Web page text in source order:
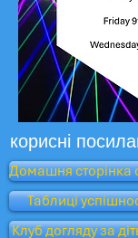
корисні
Домашня сторінка
Таблиці
Клуб догляду за